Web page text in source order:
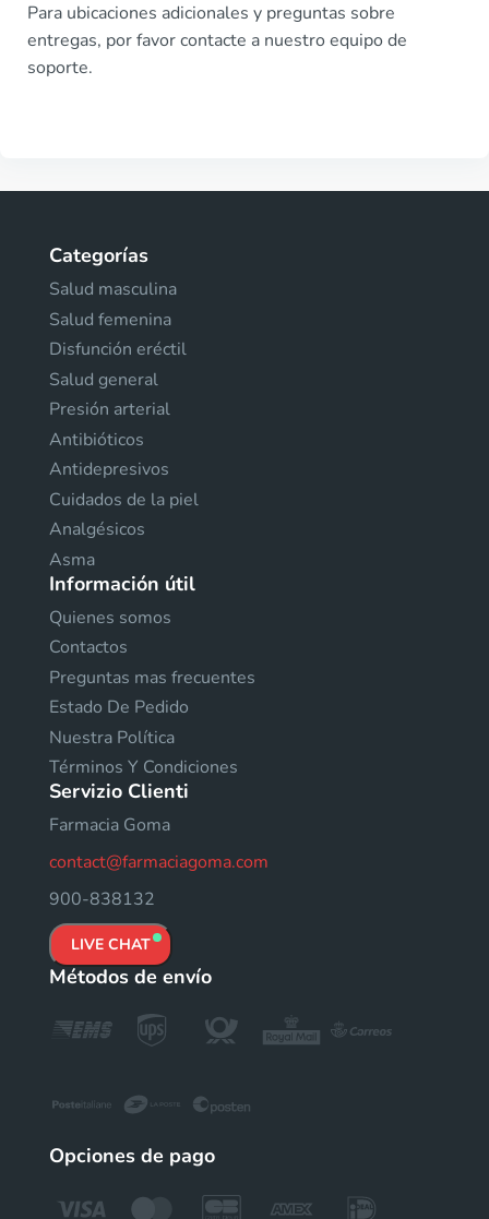
Para ubicaciones adicionales y preguntas sobre
entregas, por favor contacte a nuestro equipo de
soporte.
Categorías
Salud masculina
Salud femenina
Disfunción eréctil
Salud general
Presión arterial
Antibióticos
Antidepresivos
Cuidados de la piel
Analgésicos
Asma
Información útil
Quienes somos
Contactos
Preguntas mas frecuentes
Estado De Pedido
Nuestra Política
Términos Y Condiciones
Servizio Clienti
Farmacia Goma
contact@farmaciagoma.com
900-838132
LIVE CHAT
Métodos de envío
Opciones de pago